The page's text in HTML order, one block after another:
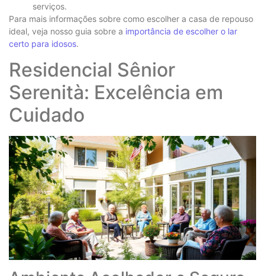
serviços.
Para mais informações sobre como escolher a casa de repouso
ideal, veja nosso guia sobre a importância de escolher o lar
certo para idosos.
Residencial Sênior
Serenità: Excelência em
Cuidado